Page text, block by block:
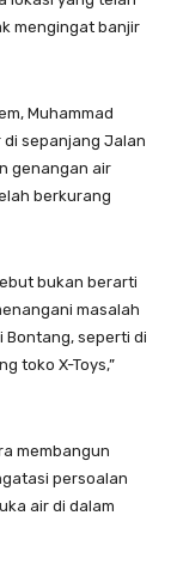
mengingat banjir
Muhammad
sepanjang Jalan
genangan air
berkurang
bukan berarti
masalah
Bontang, seperti di
toko X-Toys,”
membangun
persoalan
air di dalam